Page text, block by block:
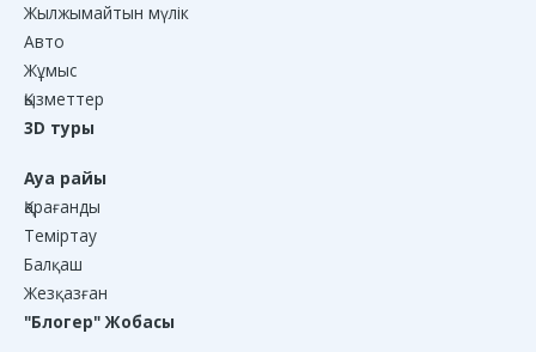
Жылжымайтын мүлік
Авто
Жұмыс
Қызметтер
3D туры
Ауа райы
Қарағанды
Теміртау
Балқаш
Жезқазған
"Блогер" Жобасы